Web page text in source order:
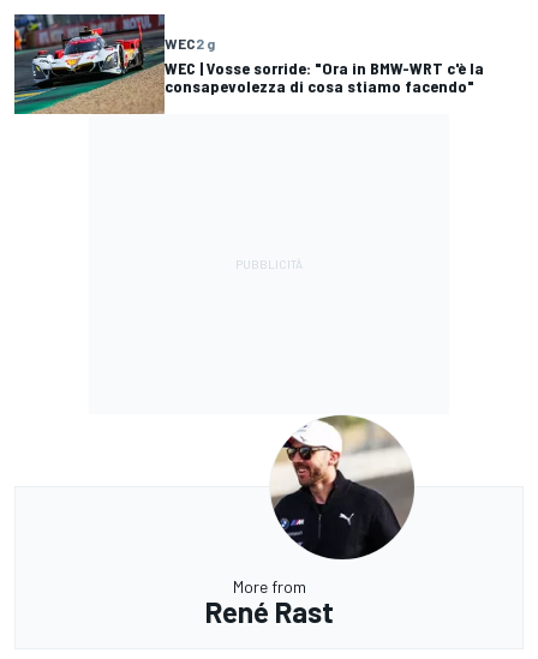
WEC2 g
WEC | Vosse sorride: "Ora in BMW-WRT c'è la
consapevolezza di cosa stiamo facendo"
More from
René Rast